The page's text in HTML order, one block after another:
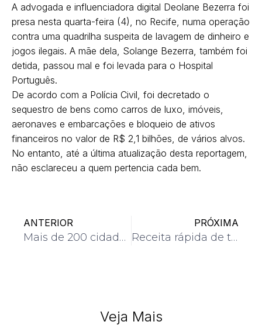
A advogada e influenciadora digital Deolane Bezerra foi
presa nesta quarta-feira (4), no Recife, numa operação
contra uma quadrilha suspeita de lavagem de dinheiro e
jogos ilegais. A mãe dela, Solange Bezerra, também foi
detida, passou mal e foi levada para o Hospital
Português.
De acordo com a Polícia Civil, foi decretado o
sequestro de bens como carros de luxo, imóveis,
aeronaves e embarcações e bloqueio de ativos
financeiros no valor de R$ 2,1 bilhões, de vários alvos.
No entanto, até a última atualização desta reportagem,
não esclareceu a quem pertencia cada bem.
ANTERIOR
Mais de 200 cidades no Brasil têm umidade menor ou igual à verificada em desertos como o Saara
PRÓXIMA
Receita rápida de torta de liquidificador
Veja Mais